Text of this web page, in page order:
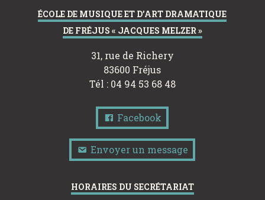
ÉCOLE DE MUSIQUE ET D’ART DRAMATIQUE
DE FRÉJUS « JACQUES MELZER »
31, rue de Richery
83600 Fréjus
Tél : 04 94 53 68 48
Facebook
Envoyer un message
HORAIRES DU SECRÉTARIAT